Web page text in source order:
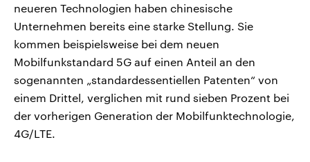
neueren Technologien haben chinesische
Unternehmen bereits eine starke Stellung. Sie
kommen beispielsweise bei dem neuen
Mobilfunkstandard 5G auf einen Anteil an den
sogenannten „standardessentiellen Patenten“ von
einem Drittel, verglichen mit rund sieben Prozent bei
der vorherigen Generation der Mobilfunktechnologie,
4G/LTE.